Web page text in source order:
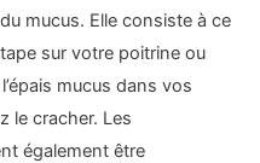
mucus. Elle consiste à ce
sur votre poitrine ou
mucus dans vos
le cracher. Les
également être